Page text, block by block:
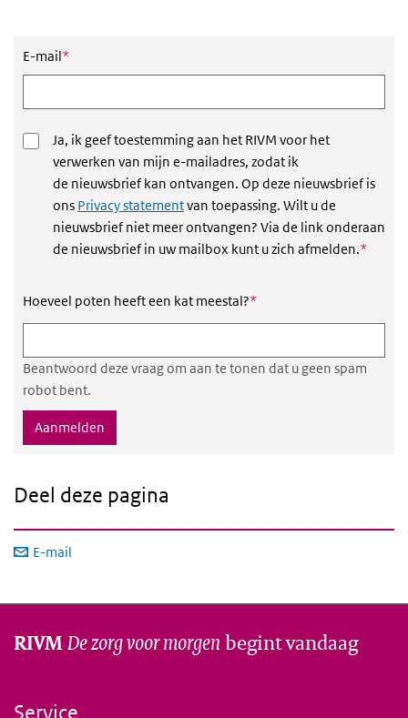
Nieuwsbrief aanmeldformulier
E-mail*Dit veld is verplicht
Ja, ik geef toestemming aan het RIVM voor het
verwerken van mijn e-mailadres, zodat ik
de nieuwsbrief kan ontvangen. Op deze nieuwsbrief is
ons Privacy statementvan toepassing. Wilt u de
nieuwsbrief niet meer ontvangen? Via de link onderaan
de nieuwsbrief in uw mailbox kunt u zich afmelden.*Dit
Hoeveel poten heeft een kat meestal?*Dit veld is verplicht
Beantwoord deze vraag om aan te tonen dat u geen spam
robot bent.
Deel deze pagina
E-mail
RIVMDe zorg voor morgen begint vandaag
Service